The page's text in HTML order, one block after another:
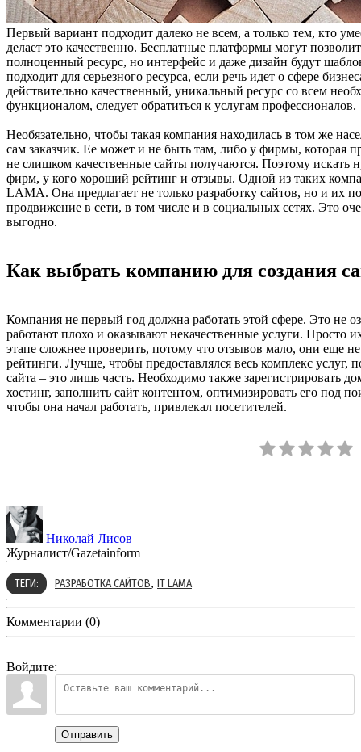
Первый вариант подходит далеко не всем, а только тем, кто
делает это качественно. Бесплатные платформы могут
полноценный ресурс, но интерфейс и даже дизайн будут
подходит для серьезного ресурса, если речь идет о сфере
действительно качественный, уникальный ресурс со всем
функционалом, следует обратиться к услугам профессионалов.
Необязательно, чтобы такая компания находилась в том же
сам заказчик. Ее может и не быть там, либо у фирмы, которая
не слишком качественные сайты получаются. Поэтому искать
фирм, у кого хороший рейтинг и отзывы. Одной из таких
LAMA. Она предлагает не только разработку сайтов, но и их
продвижение в сети, в том числе и в социальных сетях. Это
выгодно.
Как выбрать компанию для создания
Компания не первый год должна работать этой сфере. Это не
работают плохо и оказывают некачественные услуги. Просто
этапе сложнее проверить, потому что отзывов мало, они еще
рейтинги. Лучше, чтобы предоставлялся весь комплекс услуг,
сайта – это лишь часть. Необходимо также зарегистрировать
хостинг, заполнить сайт контентом, оптимизировать его под
чтобы она начал работать, привлекал посетителей.
Николай Лисов
Журналист/Gazetainform
ТЕГИ: РАЗРАБОТКА САЙТОВ, IT LAMA
Комментарии (0)
Войдите:
Отправить